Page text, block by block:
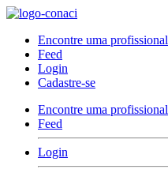
Encontre uma profissional
Feed
Login
Cadastre-se
Encontre uma profissional
Feed
Login